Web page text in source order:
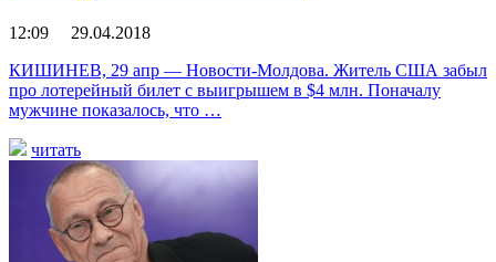
12:09 29.04.2018
КИШИНЕВ, 29 апр — Новости-Молдова. Житель США забыл
про лотерейный билет с выигрышем в $4 млн. Поначалу
мужчине показалось, что …
читать